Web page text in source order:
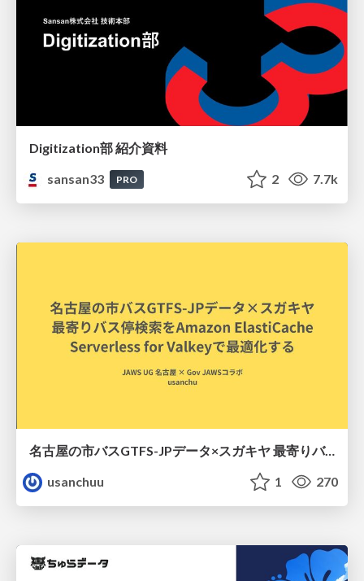
Digitization部 紹介資料
sansan33
PRO 2 7.7k
名古屋の市バスGTFS-JPデータ×スガキヤ 最寄りバス停検索をAmazon ElastiCache Serverless for Valkeyで最適化する
usanchuu
1 270